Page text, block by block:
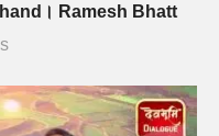
Ramesh Bhatt